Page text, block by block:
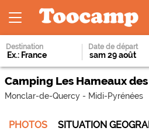
Destination Date de départ
Camping Les Hameaux
Monclar-de-Quercy - Midi-Pyrénées
PHOTOS SITUATION